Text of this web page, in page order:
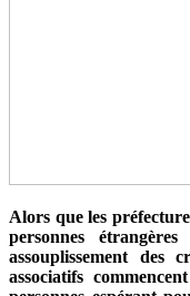
Alors que les
personnes
assouplissement des
associatifs